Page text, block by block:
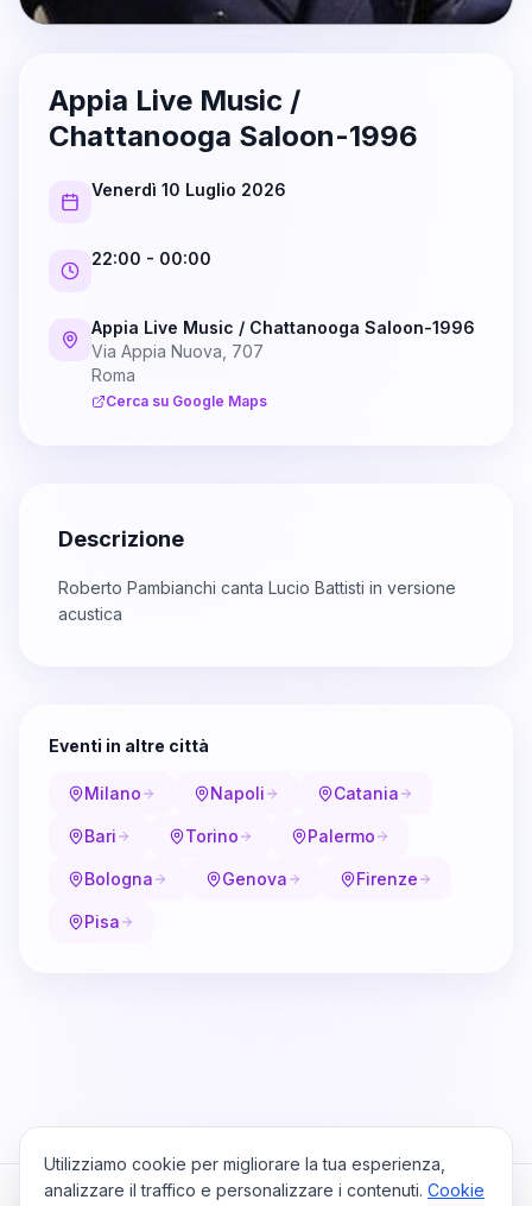
Appia Live Music /
Chattanooga Saloon-1996
Venerdì 10 Luglio 2026
22:00 - 00:00
Appia Live Music / Chattanooga Saloon-1996
Via Appia Nuova, 707
Roma
Cerca su Google Maps
Descrizione
Roberto Pambianchi canta Lucio Battisti in versione
acustica
Eventi in altre città
Milano Napoli Catania
Bari Torino Palermo
Bologna Genova Firenze
Pisa
Utilizziamo cookie per migliorare la tua esperienza,
analizzare il traffico e personalizzare i contenuti. Cookie